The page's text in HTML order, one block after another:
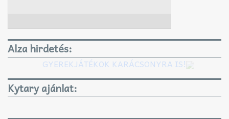
Alza hirdetés:
GYEREKJÁTÉKOK KARÁCSONYRA IS!
Kytary ajánlat: